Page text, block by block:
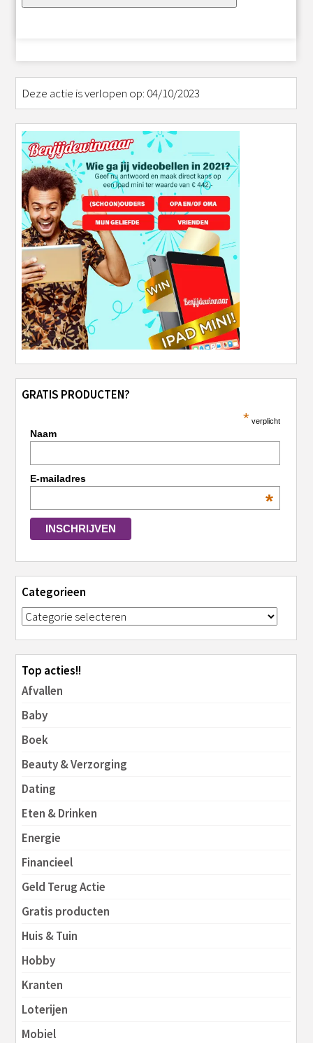
Deze actie is verlopen op: 04/10/2023
GRATIS PRODUCTEN?
* verplicht
Naam
E-mailadres
*
Categorieen
Top acties!!
Afvallen
Baby
Boek
Beauty & Verzorging
Dating
Eten & Drinken
Energie
Financieel
Geld Terug Actie
Gratis producten
Huis & Tuin
Hobby
Kranten
Loterijen
Mobiel